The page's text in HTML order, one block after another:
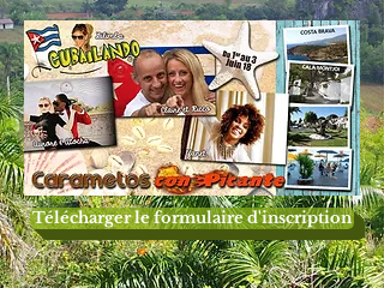
Télécharger le formulaire d'inscription